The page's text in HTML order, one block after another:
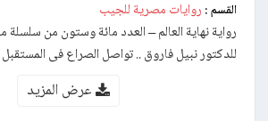
القسم : روايات مصرية للجيب
للدكتور نبيل فاروق .. تواصل الصراع فى
عرض المزيد